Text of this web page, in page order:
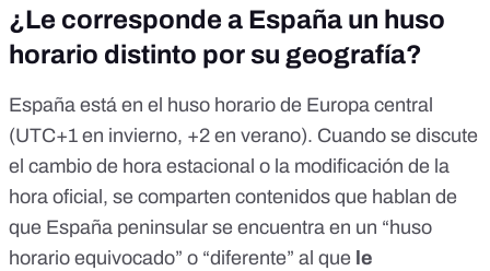
¿Le corresponde a España un huso
horario distinto por su geografía?
España está en el huso horario de Europa central
(UTC+1 en invierno, +2 en verano). Cuando se discute
el cambio de hora estacional o la modificación de la
hora oficial, se comparten contenidos que hablan de
que España peninsular se encuentra en un “huso
horario equivocado” o “diferente” al que le